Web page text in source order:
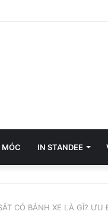
MÓC IN STANDEE
CÓ BÁNH XE LÀ GÌ?